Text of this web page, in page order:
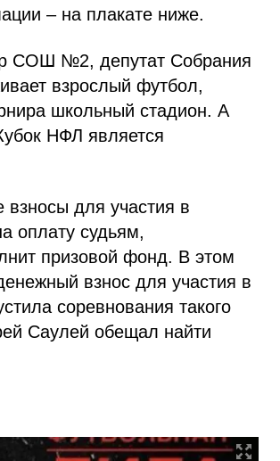
СОШ №2, депутат Собрания
взрослый футбол,
школьный стадион. А
НФЛ является
для участия в
оплату судьям,
призовой фонд. В этом
взнос для участия в
соревнования такого
Саулей обещал найти